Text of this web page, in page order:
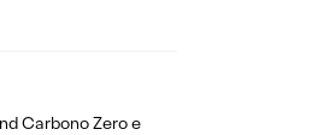
Carbono Zero e